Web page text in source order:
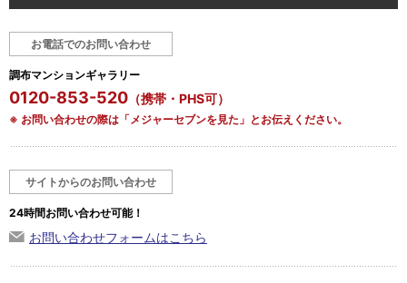
お電話でのお問い合わせ
調布マンションギャラリー
0120-853-520 （携帯・PHS可）
※ お問い合わせの際は「メジャーセブンを見た」とお伝えください。
サイトからのお問い合わせ
24時間お問い合わせ可能！
お問い合わせフォームはこちら